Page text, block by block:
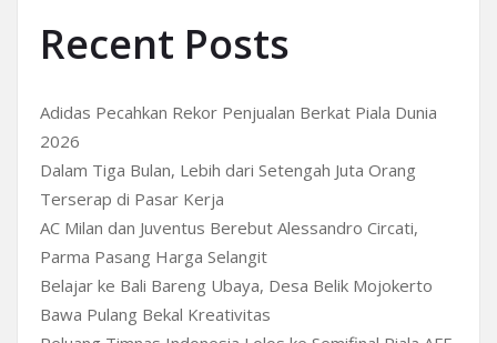
Recent Posts
Adidas Pecahkan Rekor Penjualan Berkat Piala Dunia
2026
Dalam Tiga Bulan, Lebih dari Setengah Juta Orang
Terserap di Pasar Kerja
AC Milan dan Juventus Berebut Alessandro Circati,
Parma Pasang Harga Selangit
Belajar ke Bali Bareng Ubaya, Desa Belik Mojokerto
Bawa Pulang Bekal Kreativitas